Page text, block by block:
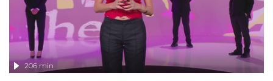
206 min